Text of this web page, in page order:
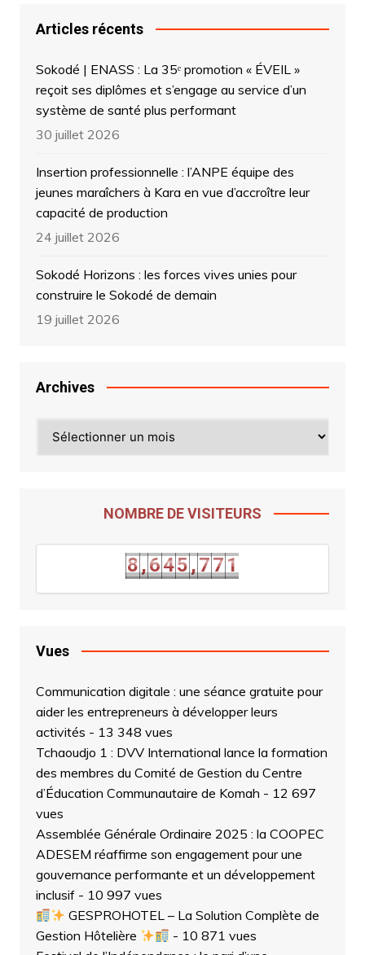
Articles récents
Sokodé | ENASS : La 35ᵉ promotion « ÉVEIL »
reçoit ses diplômes et s’engage au service d’un
système de santé plus performant
30 juillet 2026
Insertion professionnelle : l’ANPE équipe des
jeunes maraîchers à Kara en vue d’accroître leur
capacité de production
24 juillet 2026
Sokodé Horizons : les forces vives unies pour
construire le Sokodé de demain
19 juillet 2026
Archives
NOMBRE DE VISITEURS
8
8
,
,
6
6
4
4
5
5
,
,
7
7
7
7
1
1
Vues
Communication digitale : une séance gratuite pour
aider les entrepreneurs à développer leurs
activités - 13 348 vues
Tchaoudjo 1 : DVV International lance la formation
des membres du Comité de Gestion du Centre
d’Éducation Communautaire de Komah - 12 697
vues
Assemblée Générale Ordinaire 2025 : la COOPEC
ADESEM réaffirme son engagement pour une
gouvernance performante et un développement
inclusif- 10 997 vues
GESPROHOTEL – La Solution Complète de
Gestion Hôtelière
- 10 871 vues